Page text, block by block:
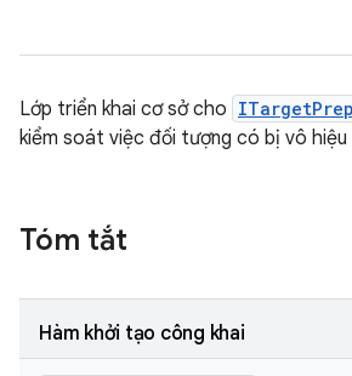
Lớp triển khai cơ sở cho
kiểm soát việc đối tượng có bị vô hiệu
Tóm tắt
Hàm khởi tạo công khai